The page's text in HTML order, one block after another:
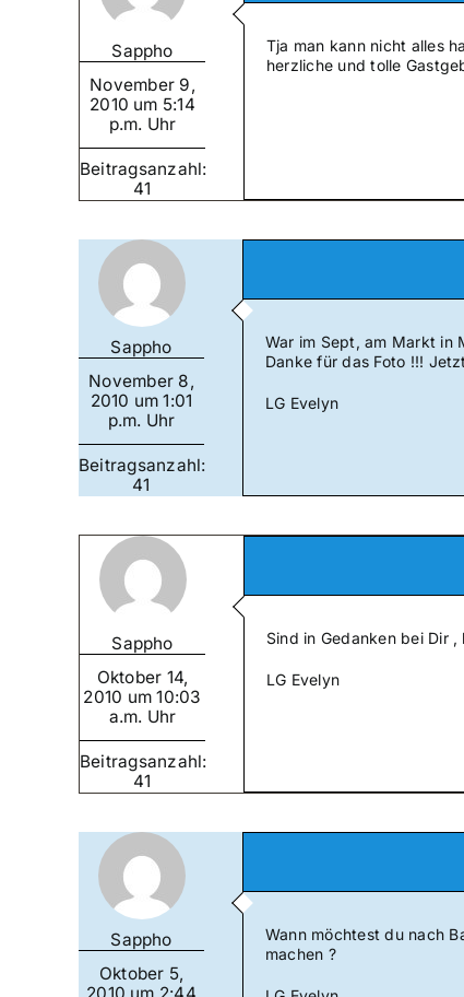
Sappho
November 9,
2010 um 5:14
p.m. Uhr
Beitragsanzahl:
41
Tja man kann nicht alles
herzliche und tolle
Sappho
November 8,
2010 um 1:01
p.m. Uhr
Beitragsanzahl:
41
War im Sept, am Markt in
Danke für das Foto !!!
LG Evelyn
Sappho
Oktober 14,
2010 um 10:03
a.m. Uhr
Beitragsanzahl:
41
Sind in Gedanken bei Dir
LG Evelyn
Sappho
Oktober 5,
Wann möchtest du nach
machen ?